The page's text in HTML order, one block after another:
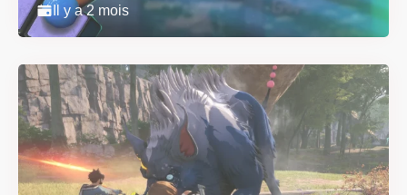
Il y a 2 mois